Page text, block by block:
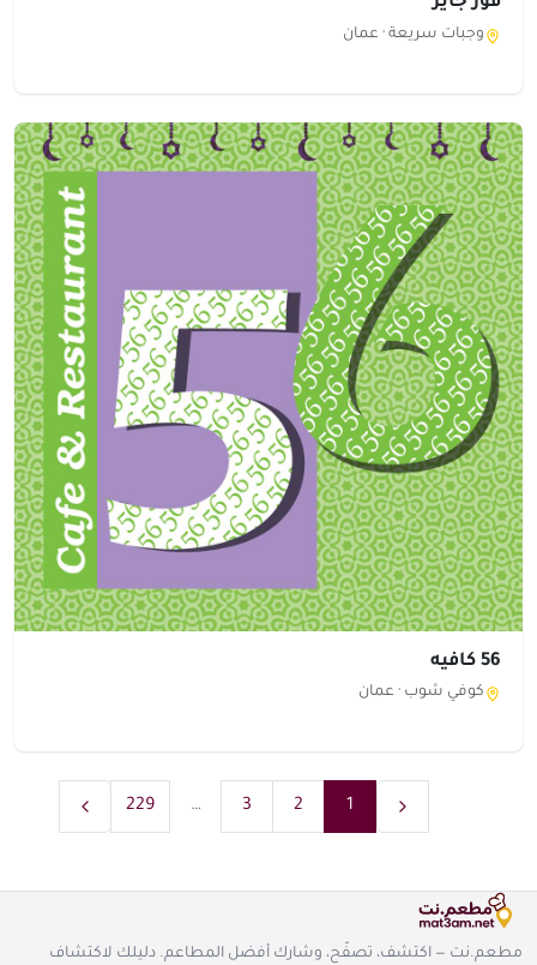
وجبات سريعة · عمان
56 كافيه
كوفي شوب · عمان
1
2
3
…
229
مطعم.نت — اكتشف، تصفّح، وشارك أفضل المطاعم. دليلك لاكتشاف